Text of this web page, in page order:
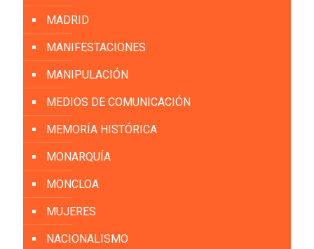
MADRID
MANIFESTACIONES
MANIPULACIÓN
MEDIOS DE COMUNICACIÓN
MEMORÍA HISTÓRICA
MONARQUÍA
MONCLOA
MUJERES
NACIONALISMO